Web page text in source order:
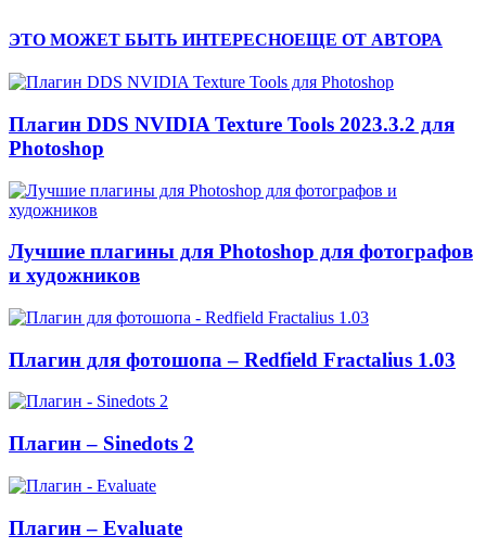
ЭТО МОЖЕТ БЫТЬ ИНТЕРЕСНОЕЩЕ ОТ АВТОРА
Плагин DDS NVIDIA Texture Tools 2023.3.2 для
Photoshop
Лучшие плагины для Photoshop для фотографов
и художников
Плагин для фотошопа – Redfield Fractalius 1.03
Плагин – Sinedots 2
Плагин – Evaluate